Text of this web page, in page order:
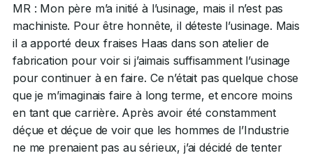
MR : Mon père m’a initié à l’usinage, mais il n’est pas
machiniste. Pour être honnête, il déteste l’usinage. Mais
il a apporté deux fraises Haas dans son atelier de
fabrication pour voir si j’aimais suffisamment l’usinage
pour continuer à en faire. Ce n’était pas quelque chose
que je m’imaginais faire à long terme, et encore moins
en tant que carrière. Après avoir été constamment
déçue et déçue de voir que les hommes de l’Industrie
ne me prenaient pas au sérieux, j’ai décidé de tenter